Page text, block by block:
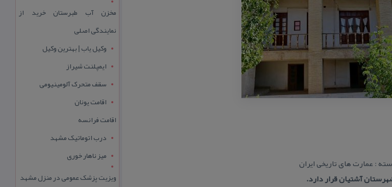
: عمارت های تاریخی ایران
آشتیان قرار دارد.
مخزن آب طبرستان خرید از
نمایندگی اصلی
وکیل یاب | بهترین وکیل
ایمپلنت شیراز
سقف متحرک آلومینیومی
اقامت یونان
اقامت فرانسه
درب اتوماتیک مشهد
میز ناهار خوری
ویزیت پزشک عمومی در منزل مشهد